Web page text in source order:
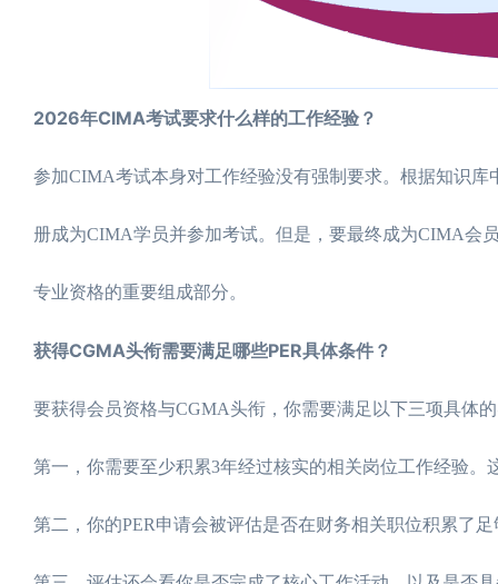
2026年CIMA考试要求什么样的工作经验？
参加CIMA考试本身对工作经验没有强制要求。根据知识
册成为CIMA学员并参加考试。但是，要最终成为CIMA会
专业资格的重要组成部分。
获得CGMA头衔需要满足哪些PER具体条件？
要获得会员资格与CGMA头衔，你需要满足以下三项具体
第一，你需要至少积累3年经过核实的相关岗位工作经验
第二，你的PER申请会被评估是否在财务相关职位积累了